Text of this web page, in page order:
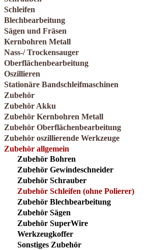
Schleifen
Blechbearbeitung
Sägen und Fräsen
Kernbohren Metall
Nass-/ Trockensauger
Oberflächenbearbeitung
Oszillieren
Stationäre Bandschleifmaschinen
Zubehör
Zubehör Akku
Zubehör Kernbohren Metall
Zubehör Oberflächenbearbeitung
Zubehör oszillierende Werkzeuge
Zubehör allgemein
Zubehör Bohren
Zubehör Gewindeschneider
Zubehör Schrauber
Zubehör Schleifen (ohne Polierer)
Zubehör Blechbearbeitung
Zubehör Sägen
Zubehör SuperWire
Werkzeugkoffer
Sonstiges Zubehör